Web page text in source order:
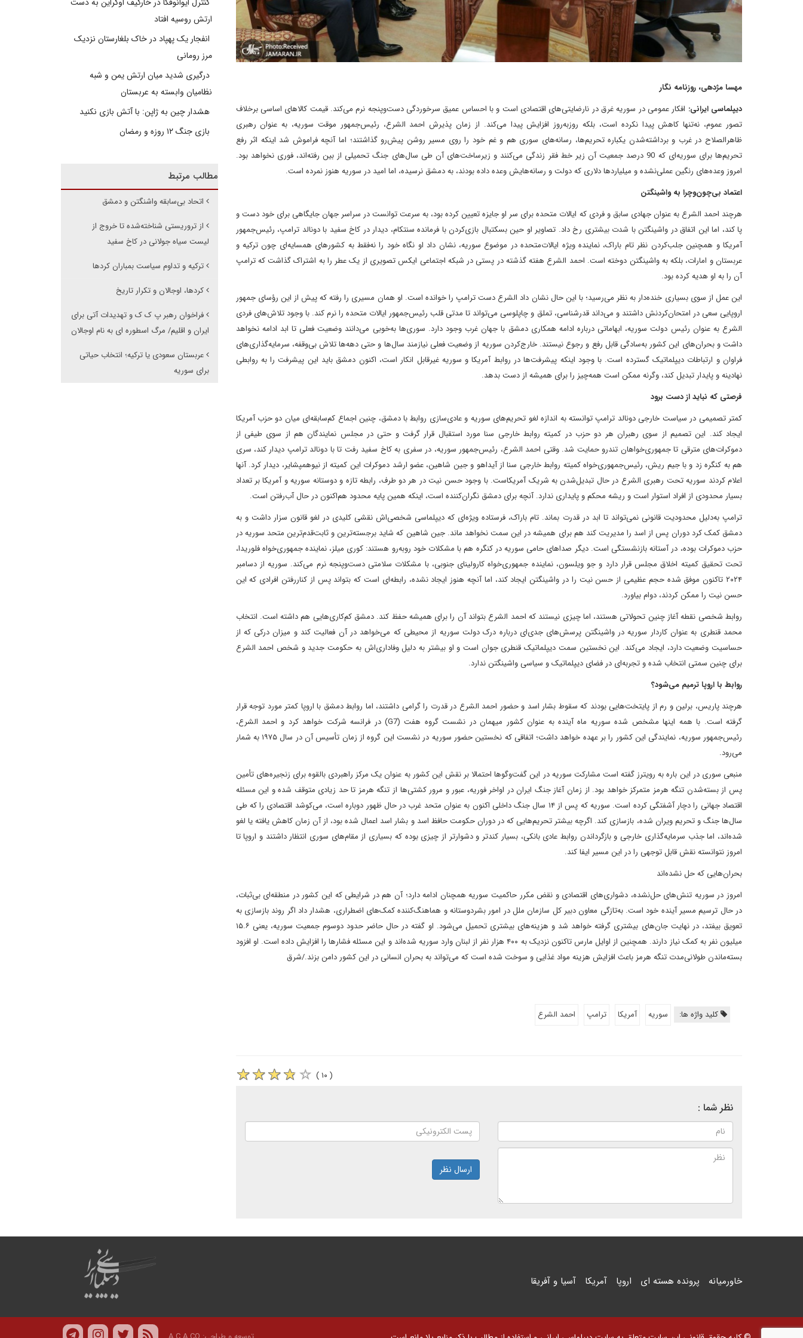
مهسا مژدهی، روزنامه نگار
دیپلماسی ایرانی: افکار عمومی در سوریه غرق در نارضایتی‌های اقتصادی است و با احساس عمیق سرخوردگی دست‌وپنجه نرم می‌کند. قیمت کالاهای اساسی برخلاف
تصور عموم، نه‌تنها کاهش پیدا نکرده است، بلکه روزبه‌روز افزایش پیدا می‌کند. از زمان پذیرش احمد الشرع، رئیس‌جمهور موقت سوریه، به ‌عنوان رهبری
ظاهرالصلاح در غرب و برداشته‌شدن یکباره تحریم‌ها، رسانه‌های سوری هم و غم خود را روی مسیر روشن پیش‌رو گذاشتند؛ اما آنچه فراموش شد اینکه اثر رفع
تحریم‌ها برای سوریه‌ای که 90 درصد جمعیت آن زیر خط فقر زندگی می‌کنند و زیرساخت‌های آن طی سال‌های جنگ تحمیلی از بین رفته‌اند، فوری نخواهد بود.
امروز وعده‌های رنگین عملی‌نشده و میلیاردها دلاری که دولت و رسانه‌هایش وعده داده بودند، به دمشق نرسیده، اما امید در سوریه هنوز نمرده است.
اعتماد بی‌چون‌و‌چرا به واشینگتن
هرچند احمد الشرع به ‌عنوان جهادی سابق و فردی که ایالات متحده برای سر او جایزه تعیین کرده بود، به سرعت توانست در سراسر جهان جایگاهی برای خود دست و
پا کند، اما این اتفاق در واشینگتن با شدت بیشتری رخ داد. تصاویر او ‌حین بسکتبال بازی‌کردن با فرمانده سنتکام، دیدار در کاخ سفید با دونالد ترامپ، رئیس‌جمهور
آمریکا و همچنین جلب‌کردن نظر تام باراک، نماینده‌ ویژه ایالات‌متحده در موضوع سوریه، نشان داد او نگاه خود را نه‌فقط به کشورهای همسایه‌ای چون ترکیه و
عربستان و امارات، بلکه به واشینگتن دوخته است. احمد الشرع هفته گذشته در پستی در شبکه اجتماعی ایکس تصویری از یک عطر را به اشتراک گذاشت که ترامپ
آن را به او هدیه کرده بود.
این عمل از سوی بسیاری خنده‌دار به نظر می‌رسید؛ با این حال نشان داد‌ الشرع دست ترامپ را خوانده است. او همان مسیری را رفته که پیش از این رؤسای جمهور
اروپایی سعی در امتحان‌کردنش داشتند و می‌داند‌ قدرشناسی، تملق و چاپلوسی می‌تواند تا مدتی قلب رئیس‌جمهور ایالات متحده را نرم کند. با وجود تلاش‌های فردی
الشرع به‌ عنوان رئیس دولت سوریه، ابهاماتی درباره ادامه همکاری دمشق با جهان غرب وجود دارد. سوری‌ها به‌خوبی می‌دانند وضعیت فعلی‌ تا ابد ادامه نخواهد
داشت و بحران‌های این کشور به‌سادگی قابل رفع و رجوع نیستند. خارج‌کردن سوریه از وضعیت فعلی نیازمند سال‌ها و حتی دهه‌ها تلاش بی‌وقفه، سرمایه‌گذاری‌های
فراوان و ارتباطات دیپلماتیک گسترده است. با وجود اینکه پیشرفت‌ها در روابط آمریکا و سوریه غیرقابل انکار است، اکنون دمشق باید این پیشرفت را به روابطی
نهادینه و پایدار تبدیل کند، وگرنه ممکن است همه‌چیز را برای همیشه از دست بدهد.
فرصتی که نباید از دست برود
کمتر تصمیمی در سیاست خارجی دونالد ترامپ توانسته به اندازه لغو تحریم‌های سوریه و عادی‌سازی روابط با دمشق، چنین اجماع کم‌سابقه‌ای میان دو حزب آمریکا
ایجاد کند. این تصمیم از سوی رهبران هر دو حزب در کمیته روابط خارجی سنا مورد استقبال قرار گرفت و حتی در مجلس نمایندگان هم از سوی طیفی از
دموکرات‌های مترقی تا جمهوری‌خواهان تندرو حمایت شد. وقتی احمد الشرع، رئیس‌جمهور سوریه، در سفری به کاخ سفید رفت تا با دونالد ترامپ دیدار کند، سری
هم به کنگره زد و با جیم ریش، رئیس‌جمهوری‌خواه کمیته روابط خارجی سنا از آیداهو‌ و جین شاهین، عضو ارشد دموکرات این کمیته از نیوهمپشایر، دیدار کرد. آنها
اعلام کردند سوریه تحت رهبری الشرع در حال تبدیل‌شدن به شریک آمریکاست. با وجود حسن نیت در هر دو طرف، رابطه تازه و دوستانه سوریه و آمریکا بر تعداد
بسیار محدودی از افراد استوار است و ریشه محکم و پایداری ندارد. آنچه برای دمشق نگران‌کننده است، اینکه همین پایه محدود هم‌اکنون در حال آب‌رفتن است.
ترامپ به‌دلیل محدودیت قانونی نمی‌تواند تا ابد در قدرت بماند. تام باراک، فرستاده ویژه‌ای که دیپلماسی شخصی‌اش نقشی کلیدی در لغو قانون سزار داشت و به
دمشق کمک کرد‌ دوران پس از اسد را مدیریت کند هم برای همیشه در این سمت نخواهد ماند. جین شاهین که شاید برجسته‌ترین و ثابت‌قدم‌ترین متحد سوریه در
حزب دموکرات بوده، در آستانه بازنشستگی است. دیگر صداهای حامی سوریه در کنگره هم با مشکلات خود روبه‌رو هستند: کوری میلز، نماینده جمهوری‌خواه فلوریدا،
تحت تحقیق کمیته اخلاق مجلس قرار دارد و جو ویلسون، نماینده جمهوری‌خواه کارولینای جنوبی، با مشکلات سلامتی دست‌وپنجه نرم می‌کند. سوریه از دسامبر
۲۰۲۴ تاکنون موفق شده حجم عظیمی از حسن نیت را در واشینگتن ایجاد کند، اما آنچه هنوز ایجاد نشده، رابطه‌ای است که بتواند پس از کناررفتن افرادی که این
حسن نیت را ممکن کردند، دوام بیاورد.
روابط شخصی نقطه آغاز چنین تحولاتی هستند، اما چیزی نیستند که احمد الشرع بتواند آن را برای همیشه حفظ کند. دمشق کم‌کاری‌هایی هم داشته است. انتخاب
محمد قنطری به‌ عنوان کاردار سوریه در واشینگتن پرسش‌های جدی‌ای درباره درک دولت سوریه از محیطی که می‌خواهد در آن فعالیت کند و میزان درکی که از
حساسیت وضعیت دارد، ایجاد می‌کند. این نخستین سمت دیپلماتیک قنطری جوان است و او بیشتر به دلیل وفاداری‌اش به حکومت جدید و شخص احمد الشرع
برای چنین سمتی انتخاب شده و تجربه‌ای در فضای دیپلماتیک و سیاسی واشینگتن ندارد.
روابط با اروپا ترمیم می‌شود؟
هرچند پاریس، برلین و رم از پایتخت‌هایی بودند که سقوط بشار اسد و حضور احمد الشرع در قدرت را گرامی داشتند، اما روابط دمشق با اروپا کمتر مورد توجه قرار
گرفته است. با همه اینها مشخص شده سوریه ماه آینده به‌ عنوان کشور میهمان در نشست گروه هفت (G7) در فرانسه شرکت خواهد کرد و احمد الشرع،
رئیس‌جمهور سوریه، نمایندگی این کشور را بر عهده خواهد داشت؛ اتفاقی که نخستین حضور سوریه در نشست این گروه از زمان تأسیس آن در سال ۱۹۷۵ به شمار
می‌رود.
منبعی سوری در این باره به رویترز گفته است مشارکت سوریه در این گفت‌وگوها احتمالا بر نقش این کشور به‌ عنوان یک مرکز راهبردی بالقوه برای زنجیره‌های تأمین
پس از بسته‌شدن تنگه هرمز متمرکز خواهد بود. از زمان آغاز جنگ ایران در اواخر فوریه، عبور و مرور کشتی‌ها از تنگه هرمز تا حد زیادی متوقف شده و این مسئله
اقتصاد جهانی را دچار آشفتگی کرده است. سوریه که پس از ۱۴ سال جنگ داخلی اکنون به ‌عنوان متحد غرب در حال ظهور دوباره است، می‌کوشد اقتصادی را که طی
سال‌ها جنگ و تحریم ویران شده، بازسازی کند. اگرچه بیشتر تحریم‌هایی که در دوران حکومت حافظ اسد و بشار اسد اعمال شده بود، از آن زمان کاهش یافته یا لغو
شده‌اند، اما جذب سرمایه‌گذاری خارجی و بازگرداندن روابط عادی بانکی، بسیار کندتر و دشوارتر از چیزی بوده که بسیاری از مقام‌های سوری انتظار داشتند و اروپا تا
امروز نتوانسته نقش قابل توجهی را در این مسیر ایفا کند.
بحران‌هایی که حل نشده‌اند
امروز در سوریه تنش‌های حل‌نشده، دشواری‌های اقتصادی و نقض مکرر حاکمیت سوریه همچنان ادامه دارد؛ آن هم در شرایطی که این کشور در منطقه‌ای بی‌ثبات،
در حال ترسیم مسیر آینده خود است. به‌تازگی معاون دبیر کل سازمان ملل در امور بشردوستانه و هماهنگ‌کننده کمک‌های اضطراری، هشدار داد اگر روند بازسازی به
تعویق بیفتد، در نهایت جان‌های بیشتری گرفته خواهد شد و هزینه‌های بیشتری تحمیل می‌شود. او گفته در حال حاضر حدود دوسوم جمعیت سوریه، یعنی ۱۵.۶
میلیون نفر به کمک نیاز دارند. همچنین از اوایل مارس تاکنون نزدیک به ۴۰۰ هزار نفر از لبنان وارد سوریه شده‌اند و این مسئله فشارها را افزایش داده است. او افزود
بسته‌ماندن طولانی‌مدت تنگه هرمز باعث افزایش هزینه مواد غذایی و سوخت شده است که می‌تواند به بحران انسانی در این کشور دامن بزند./شرق
کلید واژه ها: سوریه آمریکا ترامپ احمد الشرع
( ۱۰ )
نظر شما :
ارسال نظر
ارتش روسیه افتاد
انفجار یک پهپاد در خاک بلغارستان نزدیک
مرز رومانی
درگیری شدید میان ارتش یمن و شبه
نظامیان وابسته به عربستان
هشدار چین به ژاپن: با آتش بازی نکنید
بازی جنگ ۱۲ روزه و رمضان
مطالب مرتبط
اتحاد بی‌سابقه واشنگتن و دمشق
از تروریستی شناخته‌شده تا خروج از
لیست سیاه جولانی در کاخ سفید
ترکیه و تداوم سیاست بمباران کردها
کردها، اوجالان و تکرار تاریخ
فراخوان رهبر پ ک ک و تهدیدات آتی برای
ایران و اقلیم/ مرگ اسطوره ای به نام اوجالان
عربستان سعودی یا ترکیه؛ انتخاب حیاتی
برای سوریه
خاورمیانه پرونده هسته ای اروپا آمریکا آسیا و آفریقا